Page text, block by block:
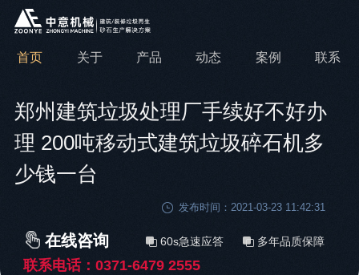
首页 关于 产品 动态 案例 联系
郑州建筑垃圾处理厂手续好不好办
理 200吨移动式建筑垃圾碎石机多
少钱一台
发布时间：2021-03-23 11:42:31
在线咨询 60s急速应答 多年品质保障
联系电话： 0371-6479 2555